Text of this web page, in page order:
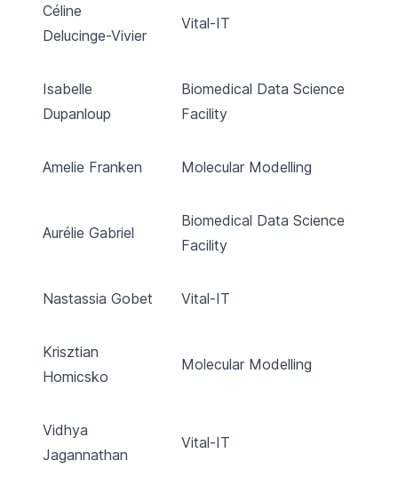
Céline
Delucinge-Vivier
Vital-IT
Isabelle
Dupanloup
Biomedical Data Science
Facility
Amelie Franken Molecular Modelling
Aurélie Gabriel
Biomedical Data Science
Facility
Nastassia Gobet Vital-IT
Krisztian
Homicsko
Molecular Modelling
Vidhya
Jagannathan
Vital-IT